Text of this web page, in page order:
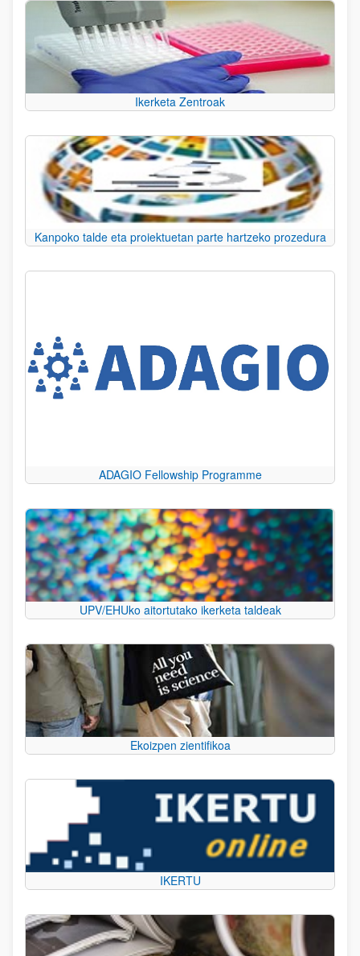
Ikerketa Zentroak
Kanpoko talde eta proiektuetan parte hartzeko prozedura
ADAGIO Fellowship Programme
UPV/EHUko aitortutako ikerketa taldeak
Ekoizpen zientifikoa
IKERTU